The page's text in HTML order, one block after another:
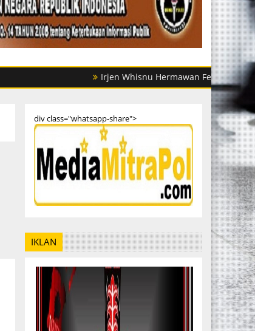
Irjen Whisnu Hermawan Februanto Mutasi
div class="whatsapp-share">
IKLAN